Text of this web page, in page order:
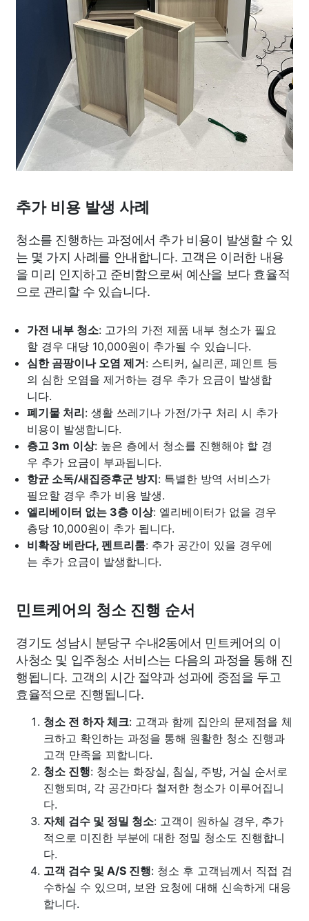
추가 비용 발생 사례
청소를 진행하는 과정에서 추가 비용이 발생할 수 있
는 몇 가지 사례를 안내합니다. 고객은 이러한 내용
을 미리 인지하고 준비함으로써 예산을 보다 효율적
으로 관리할 수 있습니다.
가전 내부 청소: 고가의 가전 제품 내부 청소가 필요
할 경우 대당 10,000원이 추가될 수 있습니다.
심한 곰팡이나 오염 제거: 스티커, 실리콘, 페인트 등
의 심한 오염을 제거하는 경우 추가 요금이 발생합
니다.
폐기물 처리: 생활 쓰레기나 가전/가구 처리 시 추가
비용이 발생합니다.
층고 3m 이상: 높은 층에서 청소를 진행해야 할 경
우 추가 요금이 부과됩니다.
항균 소독/새집증후군 방지: 특별한 방역 서비스가
필요할 경우 추가 비용 발생.
엘리베이터 없는 3층 이상: 엘리베이터가 없을 경우
층당 10,000원이 추가 됩니다.
비확장 베란다, 펜트리룸: 추가 공간이 있을 경우에
는 추가 요금이 발생합니다.
민트케어의 청소 진행 순서
경기도 성남시 분당구 수내2동에서 민트케어의 이
사청소 및 입주청소 서비스는 다음의 과정을 통해 진
행됩니다. 고객의 시간 절약과 성과에 중점을 두고
효율적으로 진행됩니다.
청소 전 하자 체크: 고객과 함께 집안의 문제점을 체
크하고 확인하는 과정을 통해 원활한 청소 진행과
고객 만족을 꾀합니다.
청소 진행: 청소는 화장실, 침실, 주방, 거실 순서로
진행되며, 각 공간마다 철저한 청소가 이루어집니
다.
자체 검수 및 정밀 청소: 고객이 원하실 경우, 추가
적으로 미진한 부분에 대한 정밀 청소도 진행합니
다.
고객 검수 및 A/S 진행: 청소 후 고객님께서 직접 검
수하실 수 있으며, 보완 요청에 대해 신속하게 대응
합니다.